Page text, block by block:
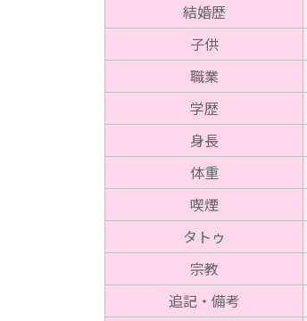
結婚歴
子供
職業
学歴
身長
体重
喫煙
タトゥ
宗教
追記・備考